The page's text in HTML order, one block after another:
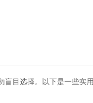
目选择。以下是一些实